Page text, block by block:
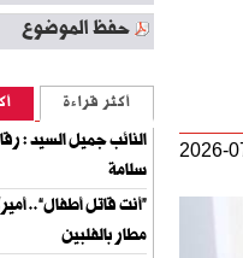
2026-
حفظ الموضوع
أكثر قراءة
النائب جميل السيد :
سلامة
“أنت قاتل أطفال”..
مطار بالفلبين